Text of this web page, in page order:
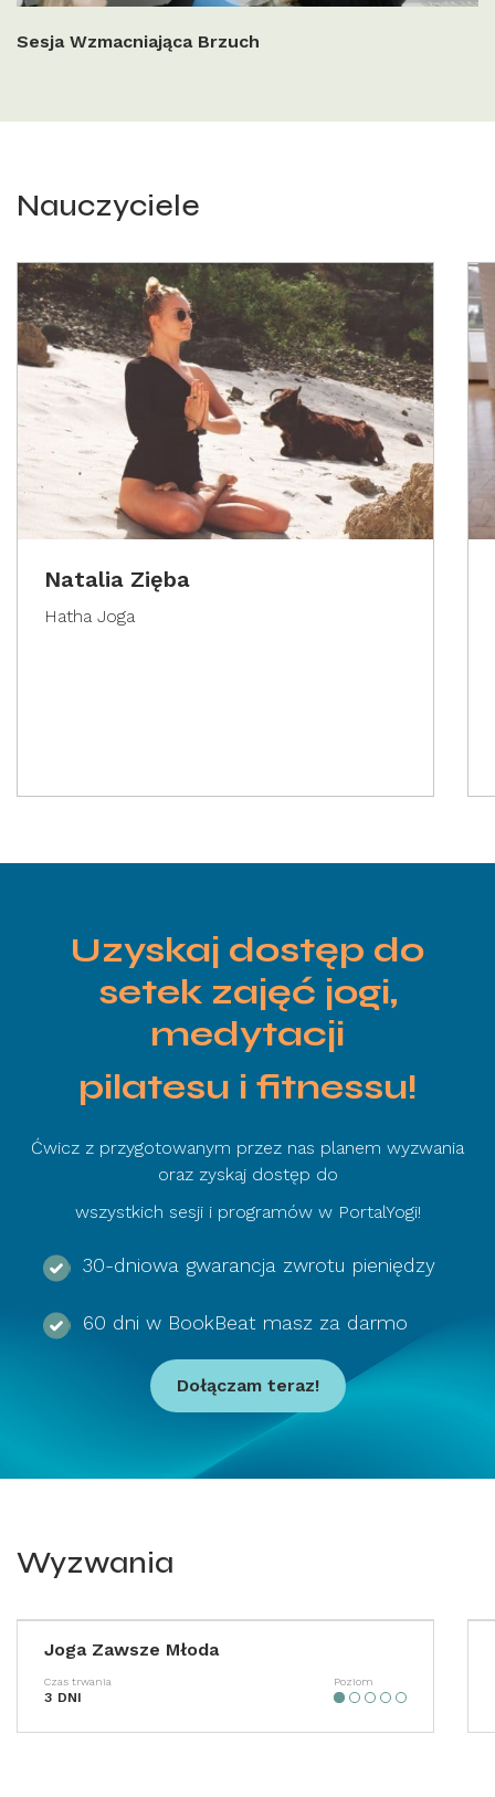
Sesja Wzmacniająca Brzuch
Nauczyciele
Natalia Zięba
Hatha Joga
Uzyskaj dostęp do
setek zajęć jogi,
medytacji
pilatesu i fitnessu!
Ćwicz z przygotowanym przez nas planem wyzwania
oraz zyskaj dostęp do
wszystkich sesji i programów w PortalYogi!
30-dniowa gwarancja zwrotu pieniędzy
60 dni w BookBeat masz za darmo
Dołączam teraz!
Wyzwania
Joga Zawsze Młoda
Czas trwania
3 DNI
Poziom